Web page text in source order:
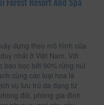
dựng theo mô hình của
nhất ở Việt Nam. Với
bao bọc bởi 90% rừng núi
cùng các loại hoa lá
vụ lưu trú da dạng từ
đôi, phòng gia đình